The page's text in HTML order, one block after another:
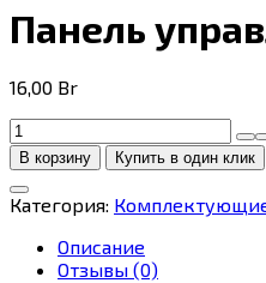
Панель
16,00 Br
Количество
товара
Панель
управления
Q
(04)
В корзину Купить в один клик
Категория:
Описание
Отзывы (0)